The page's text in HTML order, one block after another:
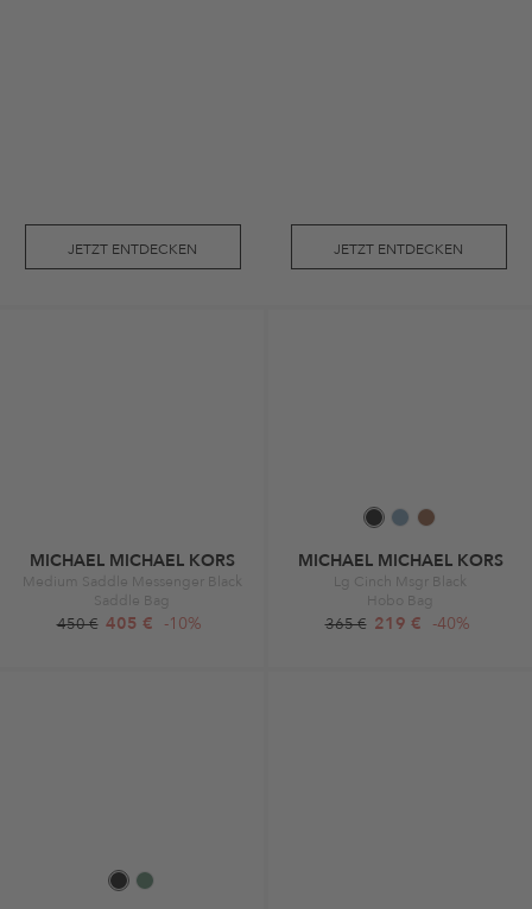
JETZT ENTDECKEN JETZT ENTDECKEN
MICHAEL MICHAEL KORS
Medium Saddle Messenger Black
Saddle Bag
450 € 405 € -10%
MICHAEL MICHAEL KORS
Lg Cinch Msgr Black
Hobo Bag
365 € 219 € -40%